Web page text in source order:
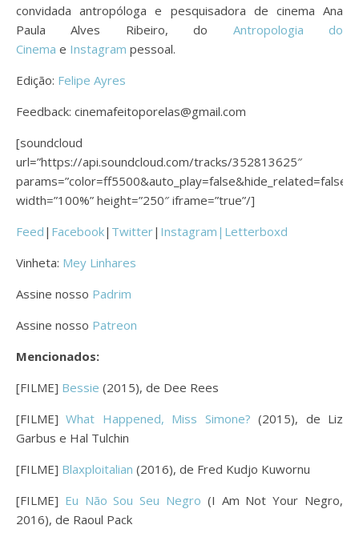
convidada antropóloga e pesquisadora de cinema Ana
Paula Alves Ribeiro, do Antropologia do
Cinema e Instagram pessoal.
Edição: Felipe Ayres
Feedback: cinemafeitoporelas@gmail.com
[soundcloud
url=”https://api.soundcloud.com/tracks/352813625″
width=”100%” height=”250″ iframe=”true”/]
Feed | Facebook| Twitter| Instagram| Letterboxd
Vinheta: Mey Linhares
Assine nosso Padrim
Assine nosso Patreon
Mencionados:
[FILME] Bessie (2015), de Dee Rees
[FILME]What Happened, Miss Simone? (2015), de Liz
Garbus e Hal Tulchin
[FILME] Blaxploitalian (2016), de Fred Kudjo Kuwornu
[FILME] Eu Não Sou Seu Negro (I Am Not Your Negro,
2016), de Raoul Pack